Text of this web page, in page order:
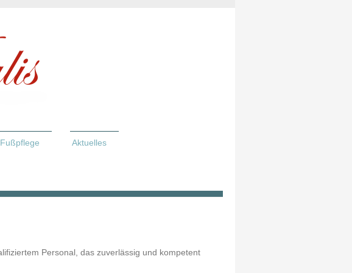
Aktuelles
Personal, das zuverlässig und kompetent